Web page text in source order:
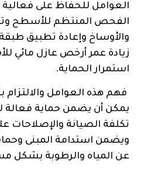
العوامل للحفاظ على
الفحص المنتظم للأسطح
والأوساخ وإعادة تطبيق
زيادة عمر أرخص عازل مائي
استمرار الحماية.
فهم هذه العوامل والالتزام
يمكن أن يضمن حماية فعالة
تكلفة الصيانة والإصلاحات
ويضمن استدامة المبنى
عن المياه والرطوبة بشكل